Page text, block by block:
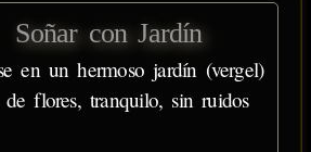
Soñar con Jardín
en un hermoso jardín (vergel)
flores, tranquilo, sin ruidos